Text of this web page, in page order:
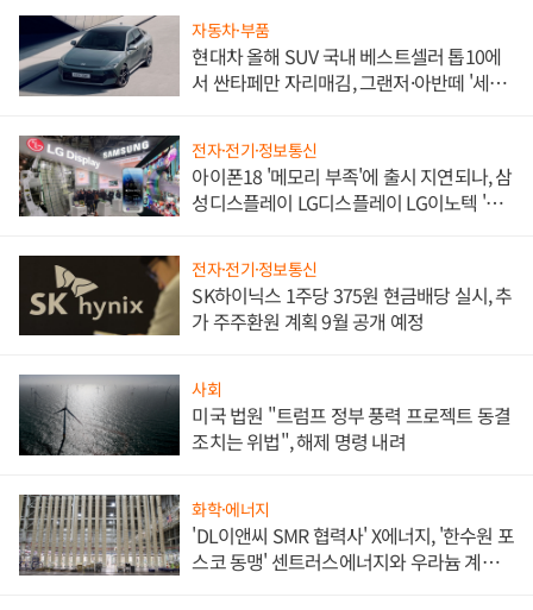
자동차·부품
현대차 올해 SUV 국내 베스트셀러 톱10에
서 싼타페만 자리매김, 그랜저·아반떼 '세단
전자·전기·정보통신
아이폰18 '메모리 부족'에 출시 지연되나, 삼
성디스플레이 LG디스플레이 LG이노텍 '탈
전자·전기·정보통신
SK하이닉스 1주당 375원 현금배당 실시, 추
가 주주환원 계획 9월 공개 예정
사회
미국 법원 "트럼프 정부 풍력 프로젝트 동결
조치는 위법", 해제 명령 내려
화학·에너지
'DL이앤씨 SMR 협력사' X에너지, '한수원 포
스코 동맹' 센트러스에너지와 우라늄 계약